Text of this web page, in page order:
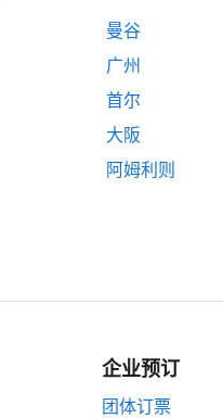
曼谷
广州
首尔
大阪
阿姆利则
企业预订
团体订票